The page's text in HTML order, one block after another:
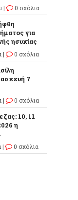
| 0 σχόλια
για
ησυχίας
| 0 σχόλια
7
| 0 σχόλια
10, 11
η
| 0 σχόλια